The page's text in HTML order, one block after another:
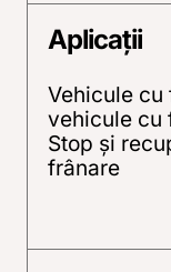
Aplicații
Vehicule cu
vehicule cu
Stop și
frânare